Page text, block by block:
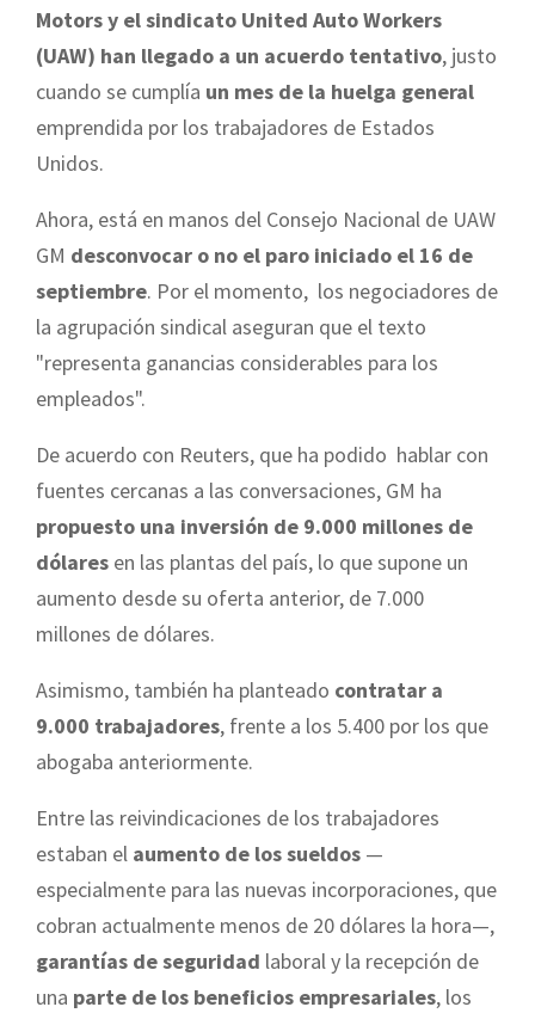
Motors y el sindicato United Auto Workers
(UAW) han llegado a un acuerdo tentativo, justo
cuando se cumplía un mes de la huelga general
emprendida por los trabajadores de Estados
Unidos.
Ahora, está en manos del Consejo Nacional de UAW
GM desconvocar o no el paro iniciado el 16 de
septiembre. Por el momento, los negociadores de
la agrupación sindical aseguran que el texto
"representa ganancias considerables para los
empleados".
De acuerdo con Reuters, que ha podido hablar con
fuentes cercanas a las conversaciones, GM ha
propuesto una inversión de 9.000 millones de
dólares en las plantas del país, lo que supone un
aumento desde su oferta anterior, de 7.000
millones de dólares.
Asimismo, también ha planteado contratar a
9.000 trabajadores, frente a los 5.400 por los que
abogaba anteriormente.
Entre las reivindicaciones de los trabajadores
estaban el aumento de los sueldos —
especialmente para las nuevas incorporaciones, que
cobran actualmente menos de 20 dólares la hora—,
garantías de seguridad laboral y la recepción de
una parte de los beneficios empresariales, los